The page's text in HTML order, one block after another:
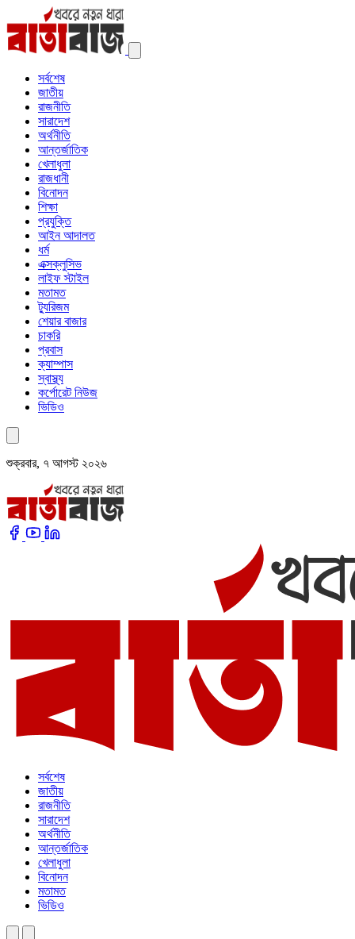
সর্বশেষ
জাতীয়
রাজনীতি
সারাদেশ
অর্থনীতি
আন্তর্জাতিক
খেলাধুলা
রাজধানী
বিনোদন
শিক্ষা
প্রযুক্তি
আইন আদালত
ধর্ম
এক্সক্লুসিভ
লাইফ স্টাইল
মতামত
ট্যুরিজম
শেয়ার বাজার
চাকরি
প্রবাস
ক্যাম্পাস
স্বাস্থ্য
কর্পোরেট নিউজ
ভিডিও
শুক্রবার, ৭ আগস্ট ২০২৬
সর্বশেষ
জাতীয়
রাজনীতি
সারাদেশ
অর্থনীতি
আন্তর্জাতিক
খেলাধুলা
বিনোদন
মতামত
ভিডিও